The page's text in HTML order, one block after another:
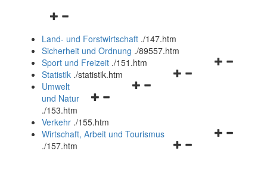
Navigationsmenü
und
schließen
Land- und Forstwirtschaft ./147.htm
Sicherheit und Ordnung ./89557.htm
Navigationsmenü
Sport und Freizeit ./151.htm
Navigationsmenü
Statistik ./statistik.htm
Navigationsmenü
und
schließen
Umwelt
und Natur
./153.htm
Verkehr ./155.htm
Navigationsmenü
Wirtschaft, Arbeit und Tourismus
./157.htm